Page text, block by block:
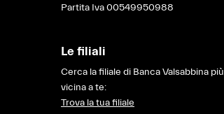
Partita Iva 00549950988
Le filiali
Cerca la filiale di Banca Valsabbina più
vicina a te:
Trova la tua filiale